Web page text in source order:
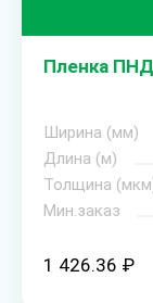
Пленка
Ширина (мм)
Длина (м)
Толщина
Мин.заказ
1 426.36 ₽